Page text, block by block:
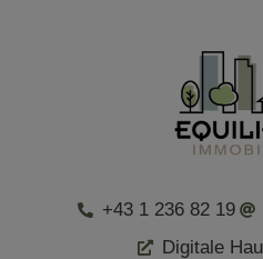
+43 1 236 82 19
Digitale